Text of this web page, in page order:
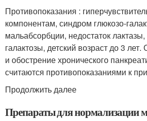
Противопоказания :
компонентам, синдром глюкозо-
мальабсорбции, недостаток
галактозы, детский возраст до 3
и обострение хронического
считаются противопоказаниями к
Продолжить далее
Препараты для